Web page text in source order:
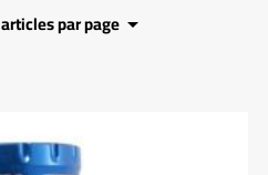
articles par page